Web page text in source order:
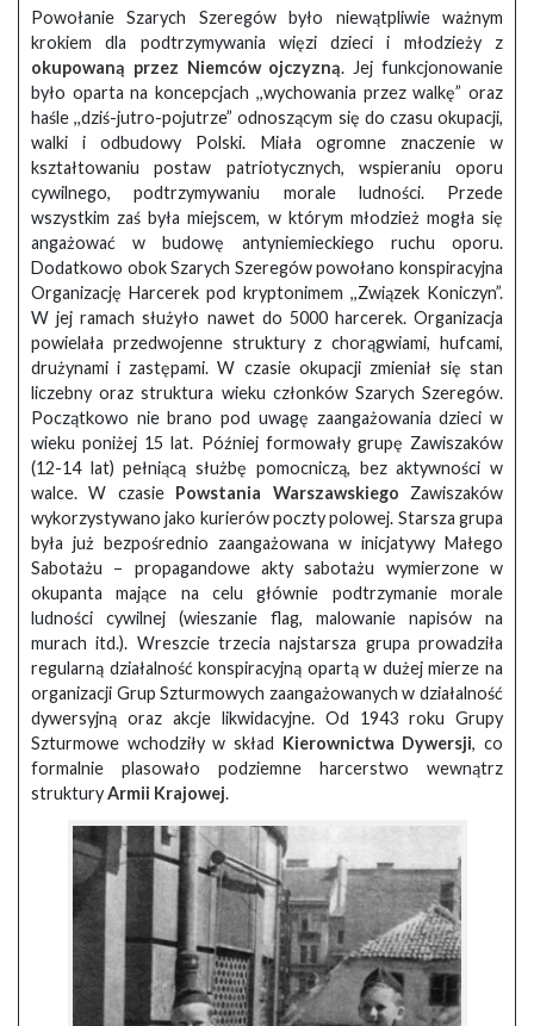
Powołanie Szarych Szeregów było niewątpliwie ważnym
krokiem dla podtrzymywania więzi dzieci i młodzieży z
okupowaną przez Niemców ojczyzną. Jej funkcjonowanie
było oparta na koncepcjach ,,wychowania przez walkę” oraz
haśle ,,dziś-jutro-pojutrze” odnoszącym się do czasu okupacji,
walki i odbudowy Polski. Miała ogromne znaczenie w
kształtowaniu postaw patriotycznych, wspieraniu oporu
cywilnego, podtrzymywaniu morale ludności. Przede
wszystkim zaś była miejscem, w którym młodzież mogła się
angażować w budowę antyniemieckiego ruchu oporu.
Dodatkowo obok Szarych Szeregów powołano konspiracyjna
Organizację Harcerek pod kryptonimem ,,Związek Koniczyn”.
W jej ramach służyło nawet do 5000 harcerek. Organizacja
powielała przedwojenne struktury z chorągwiami, hufcami,
drużynami i zastępami. W czasie okupacji zmieniał się stan
liczebny oraz struktura wieku członków Szarych Szeregów.
Początkowo nie brano pod uwagę zaangażowania dzieci w
wieku poniżej 15 lat. Później formowały grupę Zawiszaków
(12-14 lat) pełniącą służbę pomocniczą, bez aktywności w
walce. W czasie Powstania Warszawskiego Zawiszaków
wykorzystywano jako kurierów poczty polowej. Starsza grupa
była już bezpośrednio zaangażowana w inicjatywy Małego
Sabotażu – propagandowe akty sabotażu wymierzone w
okupanta mające na celu głównie podtrzymanie morale
ludności cywilnej (wieszanie flag, malowanie napisów na
murach itd.). Wreszcie trzecia najstarsza grupa prowadziła
regularną działalność konspiracyjną opartą w dużej mierze na
organizacji Grup Szturmowych zaangażowanych w działalność
dywersyjną oraz akcje likwidacyjne. Od 1943 roku Grupy
Szturmowe wchodziły w skład Kierownictwa Dywersji, co
formalnie plasowało podziemne harcerstwo wewnątrz
strukturyArmii Krajowej.